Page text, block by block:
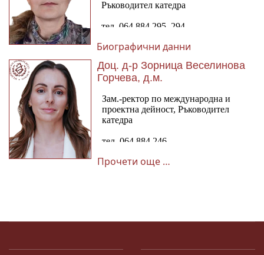
Биографични данни
Доц. д-р Зорница Веселинова
Горчева, д.м.
Прочети още …